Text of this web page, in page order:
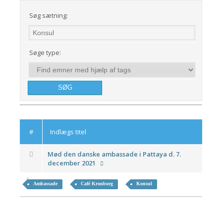
Søg sætning:
Søge type:
# Indlægs titel
Mød den danske ambassade i Pattaya d. 7.
december 2021
Ambassade Café Kronborg Konsul